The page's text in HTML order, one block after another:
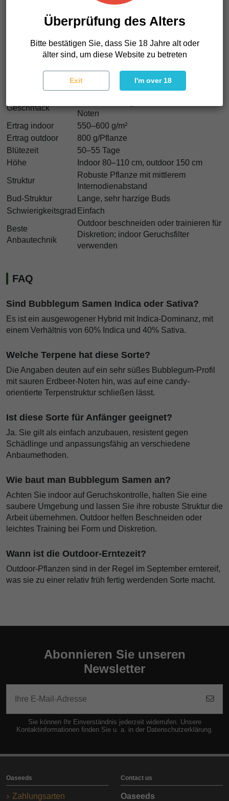
Bubblegum Eigenschaften
Feminisiert
Indica/Sativa
60% Indica / 40% Sativa
Entspannend, narkotisch,
langanhaltend, zerebral
Geschmack
Noten
Ertrag indoor
550–600 g/m²
Ertrag outdoor
800 g/Pflanze
Blütezeit
50–55 Tage
Höhe
Indoor 80–110 cm, outdoor 150 cm
Struktur
Robuste Pflanze mit mittlerem
Internodienabstand
Bud-Struktur
Lange, sehr harzige Buds
Schwierigkeitsgrad Einfach
Beste
Anbautechnik
Outdoor beschneiden oder trainieren für
Diskretion; indoor Geruchsfilter
verwenden
FAQ
Sind Bubblegum Samen Indica oder Sativa?
Es ist ein ausgewogener Hybrid mit Indica-Dominanz, mit
einem Verhältnis von 60% Indica und 40% Sativa.
Welche Terpene hat diese Sorte?
Die Angaben deuten auf ein sehr süßes Bubblegum-Profil
mit sauren Erdbeer-Noten hin, was auf eine candy-
orientierte Terpenstruktur schließen lässt.
Ist diese Sorte für Anfänger geeignet?
Ja. Sie gilt als einfach anzubauen, resistent gegen
Schädlinge und anpassungsfähig an verschiedene
Anbaumethoden.
Wie baut man Bubblegum Samen an?
Achten Sie indoor auf Geruchskontrolle, halten Sie eine
saubere Umgebung und lassen Sie ihre robuste Struktur die
Arbeit übernehmen. Outdoor helfen Beschneiden oder
leichtes Training bei Form und Diskretion.
Wann ist die Outdoor-Erntezeit?
Outdoor-Pflanzen sind in der Regel im September erntereif,
was sie zu einer relativ früh fertig werdenden Sorte macht.
Abonnieren Sie unseren
Newsletter
Sie können Ihr Einverständnis jederzeit widerrufen. Unsere
Kontaktinformationen finden Sie u. a. in der Datenschutzerklärung.
Oaseeds
Zahlungsarten
Contact us
Oaseeds
Überprüfung des Alters
Bitte bestätigen Sie, dass Sie 18 Jahre alt oder
älter sind, um diese Website zu betreten
Exit I'm over 18